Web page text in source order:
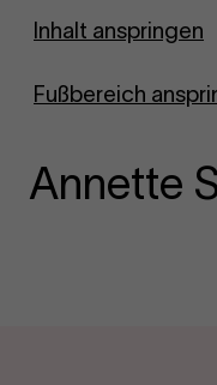
Inhalt anspringen
Fußbereich
Zur Startseite
Annette